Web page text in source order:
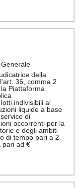
della
36, comma 2
Piattaforma
indivisibili al
liquide a base
di
occorrenti per la
e degli ambiti
di tempo pari a 2
pari ad €